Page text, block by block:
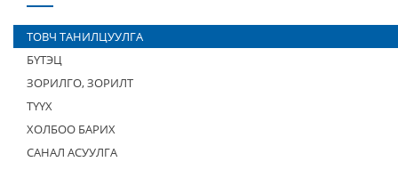
ТОВЧ ТАНИЛЦУУЛГА
БҮТЭЦ
ЗОРИЛГО, ЗОРИЛТ
ТҮҮХ
ХОЛБОО БАРИХ
САНАЛ АСУУЛГА